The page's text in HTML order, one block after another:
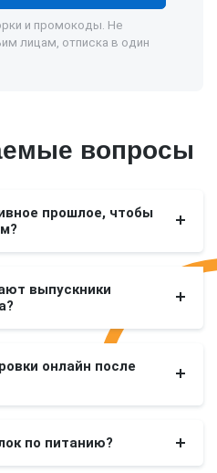
и промокоды. Не
лицам, отписка в один
вопросы
прошлое, чтобы
выпускники
онлайн после
по питанию?